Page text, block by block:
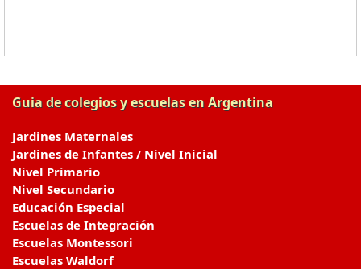
Guia de colegios y escuelas en Argentina
Jardines Maternales
Jardines de Infantes / Nivel Inicial
Nivel Primario
Nivel Secundario
Educación Especial
Escuelas de Integración
Escuelas Montessori
Escuelas Waldorf